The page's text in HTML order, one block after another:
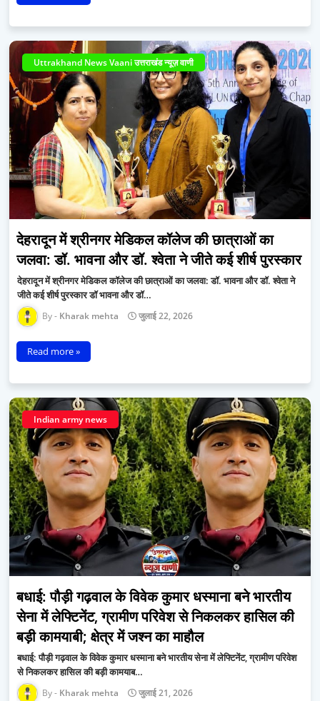
Uttrakhand News Vaani उत्तराखंड न्यूज़ वाणी
देहरादून में श्रीनगर मेडिकल कॉलेज की छात्राओं का
जलवा: डॉ. भावना और डॉ. श्वेता ने जीते कई शीर्ष पुरस्कार
देहरादून में श्रीनगर मेडिकल कॉलेज की छात्राओं का जलवा: डॉ. भावना और डॉ. श्वेता ने
जीते कई शीर्ष पुरस्कार डॉ भावना और डॉ…
Kharak mehta जुलाई 22, 2026
Read more »
Indian army news
बधाई: पौड़ी गढ़वाल के विवेक कुमार धस्माना बने भारतीय
सेना में लेफ्टिनेंट, ग्रामीण परिवेश से निकलकर हासिल की
बड़ी कामयाबी; क्षेत्र में जश्न का माहौल
बधाई: पौड़ी गढ़वाल के विवेक कुमार धस्माना बने भारतीय सेना में लेफ्टिनेंट, ग्रामीण परिवेश
से निकलकर हासिल की बड़ी कामयाब…
Kharak mehta जुलाई 21, 2026